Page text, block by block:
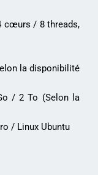
cœurs / 8 threads,
la disponibilité
/ 2 To (Selon la
/ Linux Ubuntu